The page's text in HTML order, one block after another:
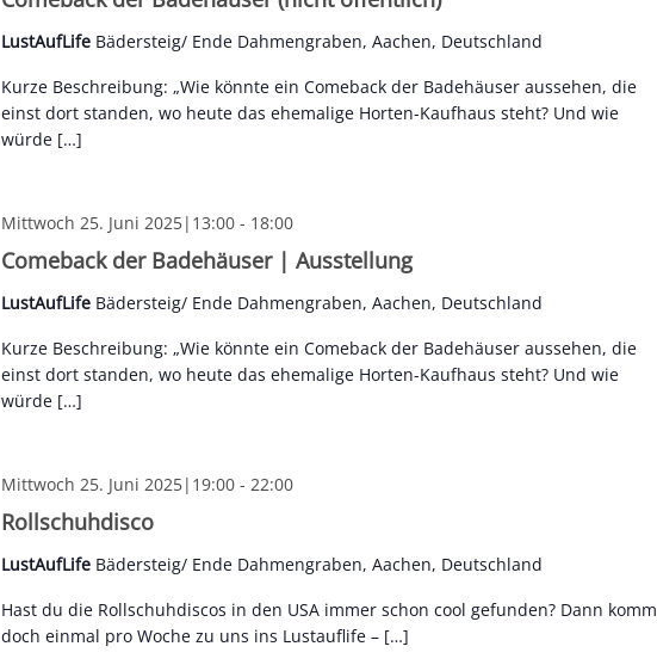
LustAufLife Bädersteig/ Ende Dahmengraben, Aachen, Deutschland
Kurze Beschreibung: „Wie könnte ein Comeback der Badehäuser aussehen, die
einst dort standen, wo heute das ehemalige Horten-Kaufhaus steht? Und wie
würde […]
Comeback der Badehäuser | Ausstellung
Mittwoch 25. Juni 2025|13:00- 18:00
LustAufLife Bädersteig/ Ende Dahmengraben, Aachen, Deutschland
Kurze Beschreibung: „Wie könnte ein Comeback der Badehäuser aussehen, die
einst dort standen, wo heute das ehemalige Horten-Kaufhaus steht? Und wie
würde […]
Rollschuhdisco
Mittwoch 25. Juni 2025|19:00- 22:00
LustAufLife Bädersteig/ Ende Dahmengraben, Aachen, Deutschland
Hast du die Rollschuhdiscos in den USA immer schon cool gefunden? Dann komm
doch einmal pro Woche zu uns ins Lustauflife – […]